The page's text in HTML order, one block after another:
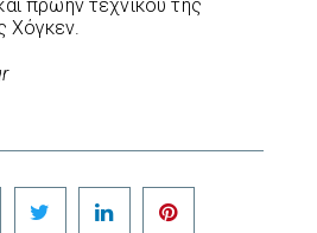
πρώην τεχνικού της
Χόγκεν.
Facebook Twitter LinkedIn